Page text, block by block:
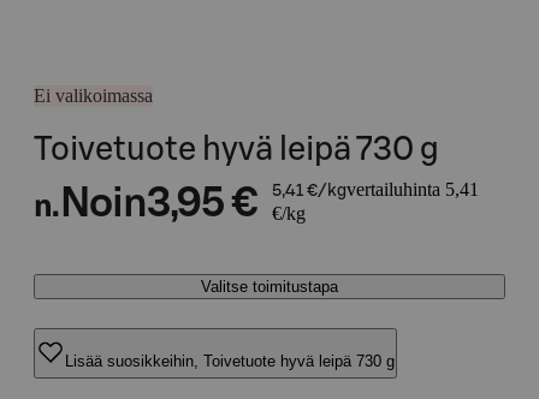
Ei valikoimassa
Toivetuote hyvä leipä 730 g
n. Noin3,95 € 5,41 €/kgvertailuhinta 5,41
€/kg
Valitse toimitustapa
Lisää suosikkeihin, Toivetuote hyvä leipä 730 g